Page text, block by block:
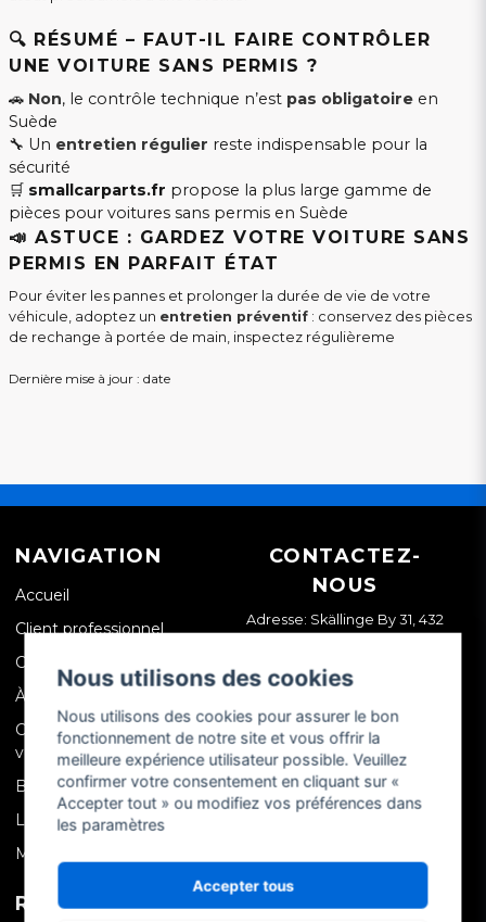
🔍 RÉSUMÉ – FAUT-IL FAIRE CONTRÔLER
UNE VOITURE SANS PERMIS ?
🚗 Non, le contrôle technique n’est pas obligatoire en
Suède
🔧 Un entretien régulier reste indispensable pour la
sécurité
🛒 smallcarparts.fr propose la plus large gamme de
pièces pour voitures sans permis en Suède
📣 ASTUCE : GARDEZ VOTRE VOITURE SANS
PERMIS EN PARFAIT ÉTAT
Pour éviter les pannes et prolonger la durée de vie de votre
véhicule, adoptez un entretien préventif : conservez des pièces
de rechange à portée de main, inspectez régulièreme
Dernière mise à jour : date
NAVIGATION
Accueil
Client professionnel
Contactez-nous
À propos de nous
Conditions générales de
vente (CGV)
Blog
Livraison
Mentions légales
CONTACTEZ-
NOUS
Adresse: Skällinge By 31, 432
RÉSEAUX
MON COMPTE
Nous utilisons des cookies
Nous utilisons des cookies pour assurer le bon
fonctionnement de notre site et vous offrir la
meilleure expérience utilisateur possible. Veuillez
confirmer votre consentement en cliquant sur «
Accepter tout » ou modifiez vos préférences dans
les paramètres
Accepter tous